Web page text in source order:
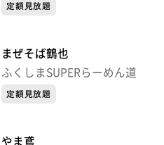
定額見放題
まぜそば鶴也
ふくしまSUPERらーめん道
定額見放題
やま鳶